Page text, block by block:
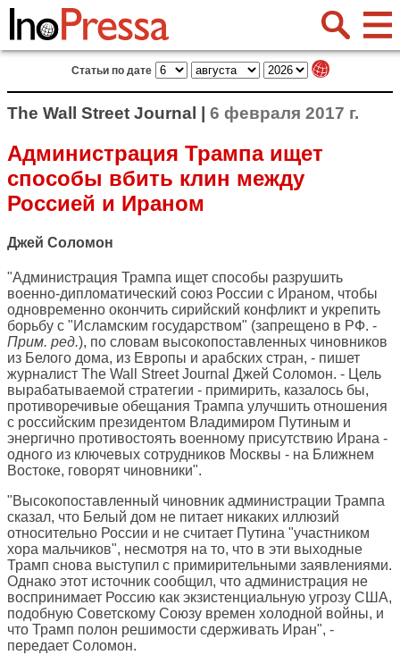
Статьи по дате
The Wall Street Journal | 6 февраля 2017 г.
Администрация Трампа ищет
способы вбить клин между
Россией и Ираном
Джей Соломон
"Администрация Трампа ищет способы разрушить
военно-дипломатический союз России с Ираном, чтобы
одновременно окончить сирийский конфликт и укрепить
борьбу с "Исламским государством" (запрещено в РФ. -
Прим. ред.), по словам высокопоставленных чиновников
из Белого дома, из Европы и арабских стран, - пишет
журналист The Wall Street Journal Джей Соломон. - Цель
вырабатываемой стратегии - примирить, казалось бы,
противоречивые обещания Трампа улучшить отношения
с российским президентом Владимиром Путиным и
энергично противостоять военному присутствию Ирана -
одного из ключевых сотрудников Москвы - на Ближнем
Востоке, говорят чиновники".
"Высокопоставленный чиновник администрации Трампа
сказал, что Белый дом не питает никаких иллюзий
относительно России и не считает Путина "участником
хора мальчиков", несмотря на то, что в эти выходные
Трамп снова выступил с примирительными заявлениями.
Однако этот источник сообщил, что администрация не
воспринимает Россию как экзистенциальную угрозу США,
подобную Советскому Союзу времен холодной войны, и
что Трамп полон решимости сдерживать Иран", -
передает Соломон.